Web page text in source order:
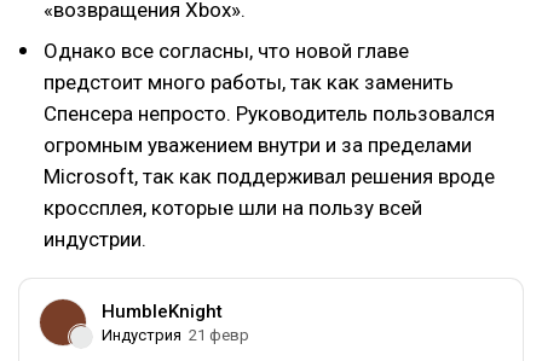
«возвращения Xbox».
Однако все согласны, что новой главе
предстоит много работы, так как заменить
Спенсера непросто. Руководитель пользовался
огромным уважением внутри и за пределами
Microsoft, так как поддерживал решения вроде
кроссплея, которые шли на пользу всей
индустрии.
HumbleKnight
Индустрия 21 февр